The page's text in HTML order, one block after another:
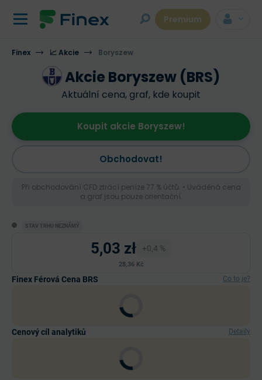
Premium
Finex 📈 Akcie Boryszew
Akcie Boryszew (BRS)
Aktuální cena, graf, kde koupit
Obchodovat!
Koupit akcie Boryszew!
Při obchodování CFD ztrácí peníze 77 % účtů. • Uváděná cena
a graf jsou pouze orientační.
STAV TRHU NEZNÁMÝ
5,03 zł +0,4 %
28,36 Kč
Finex Férová Cena BRS Co to je?
Cenový cíl analytiků Detaily